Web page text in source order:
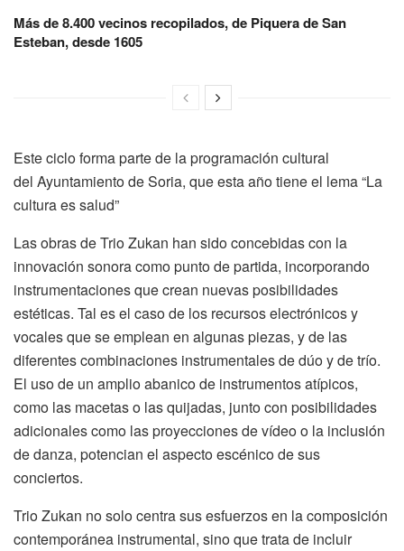
Más de 8.400 vecinos recopilados, de Piquera de San
Esteban, desde 1605
Este ciclo forma parte de la programación cultural
del Ayuntamiento de Soria, que esta año tiene el lema “La
cultura es salud”
Las obras de Trio Zukan han sido concebidas con la
innovación sonora como punto de partida, incorporando
instrumentaciones que crean nuevas posibilidades
estéticas. Tal es el caso de los recursos electrónicos y
vocales que se emplean en algunas piezas, y de las
diferentes combinaciones instrumentales de dúo y de trío.
El uso de un amplio abanico de instrumentos atípicos,
como las macetas o las quijadas, junto con posibilidades
adicionales como las proyecciones de vídeo o la inclusión
de danza, potencian el aspecto escénico de sus
conciertos.
Trio Zukan no solo centra sus esfuerzos en la composición
contemporánea instrumental, sino que trata de incluir